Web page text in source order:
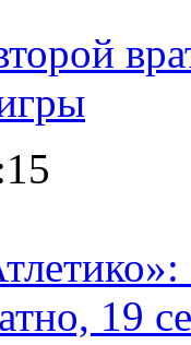
19